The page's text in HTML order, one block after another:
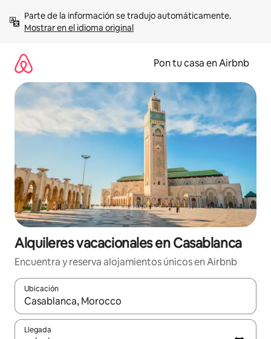
contenidoMostrar en el idioma original
Pon tu casa en Airbnb
Alquileres vacacionales en Casablanca
Encuentra y reserva alojamientos únicos en Airbnb
Ubicación
Cuando los resultados estén disponibles, navega con las
Llegada